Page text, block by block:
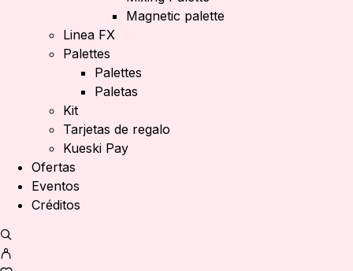
Magnetic palette
Linea FX
Palettes
Palettes
Paletas
Kit
Tarjetas de regalo
Kueski Pay
Ofertas
Eventos
Créditos